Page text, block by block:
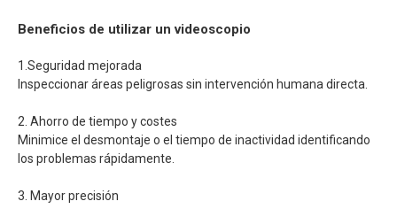
Beneficios de utilizar un videoscopio
1.Seguridad mejorada
Inspeccionar áreas peligrosas sin intervención humana directa.
2. Ahorro de tiempo y costes
Minimice el desmontaje o el tiempo de inactividad identificando
los problemas rápidamente.
3. Mayor precisión